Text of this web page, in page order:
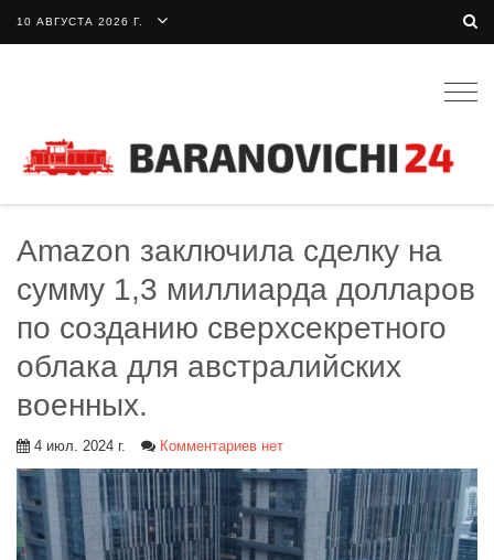
10 АВГУСТА 2026 Г.
Amazon заключила сделку на
сумму 1,3 миллиарда долларов
по созданию сверхсекретного
облака для австралийских
военных.
4 июл. 2024 г. Комментариев нет